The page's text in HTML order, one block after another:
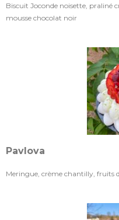
Biscuit Joconde noisette, praliné
mousse chocolat noir
Pavlova
Meringue, crème chantilly, fruits